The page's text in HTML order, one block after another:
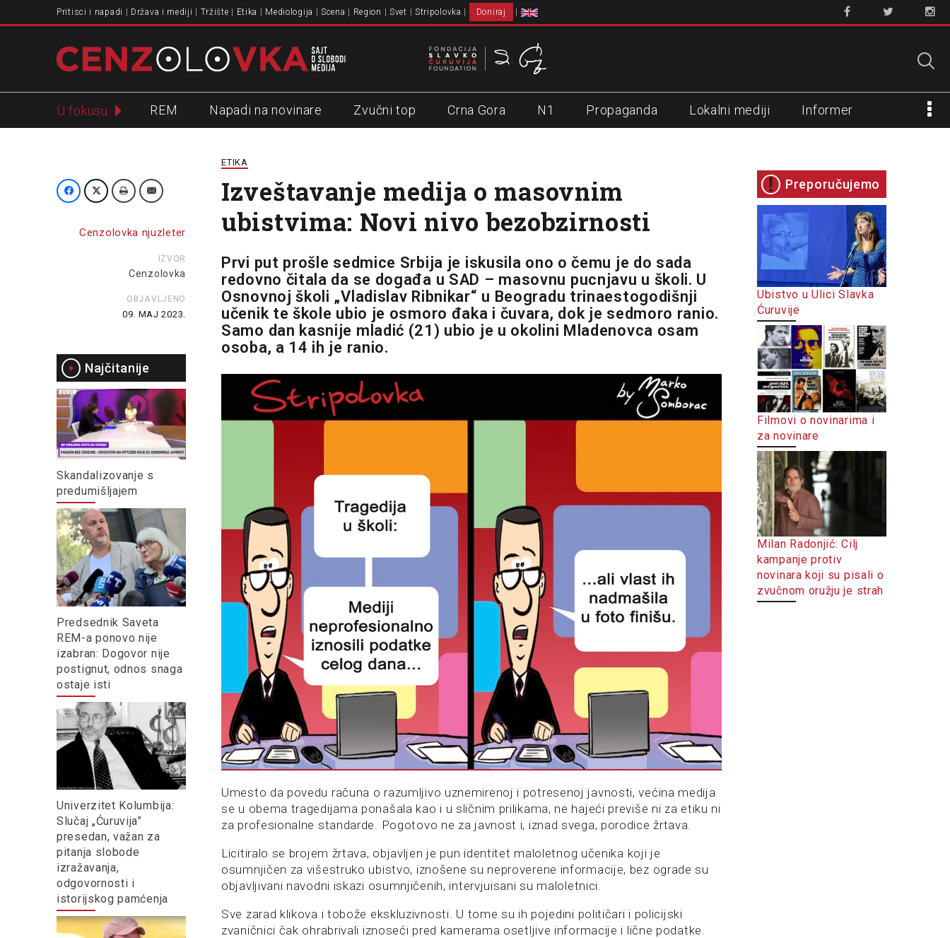
Pritisci i napadi Država i mediji Tržište Etika Mediologija Scena Region Svet Stripolovka Doniraj
U fokusu REM Napadi na novinare Zvučni top Crna Gora N1 Propaganda Lokalni mediji Informer
Cenzolovka njuzleter
IZVOR
Cenzolovka
OBJAVLJENO
09. MAJ 2023.
Najčitanije
Skandalizovanje s
predumišljajem
Predsednik Saveta
REM-a ponovo nije
izabran: Dogovor nije
postignut, odnos snaga
ostaje isti
Univerzitet Kolumbija:
Slučaj „Ćuruvija”
presedan, važan za
pitanja slobode
izražavanja,
odgovornosti i
istorijskog pamćenja
ETIKA
Izveštavanje medija o masovnim
ubistvima: Novi nivo bezobzirnosti
Prvi put prošle sedmice Srbija je iskusila ono o čemu je do sada
redovno čitala da se događa u SAD – masovnu pucnjavu u školi. U
Osnovnoj školi „Vladislav Ribnikar“ u Beogradu trinaestogodišnji
učenik te škole ubio je osmoro đaka i čuvara, dok je sedmoro ranio.
Samo dan kasnije mladić (21) ubio je u okolini Mladenovca osam
osoba, a 14 ih je ranio.
Umesto da povedu računa o razumljivo uznemirenoj i potresenoj javnosti, većina medija
se u obema tragedijama ponašala kao i u sličnim prilikama, ne hajeći previše ni za etiku ni
za profesionalne standarde. Pogotovo ne za javnost i, iznad svega, porodice žrtava.
Licitiralo se brojem žrtava, objavljen je pun identitet maloletnog učenika koji je
osumnjičen za višestruko ubistvo, iznošene su neproverene informacije, bez ograde su
objavljivani navodni iskazi osumnjičenih, intervjuisani su maloletnici.
Sve zarad klikova i tobože ekskluzivnosti. U tome su ih pojedini političari i policijski
zvaničnici čak ohrabrivali iznoseći pred kamerama osetljive informacije i lične podatke.
Preporučujemo
Ubistvo u Ulici Slavka
Ćuruvije
Filmovi o novinarima i
za novinare
Milan Radonjić: Cilj
kampanje protiv
novinara koji su pisali o
zvučnom oružju je strah